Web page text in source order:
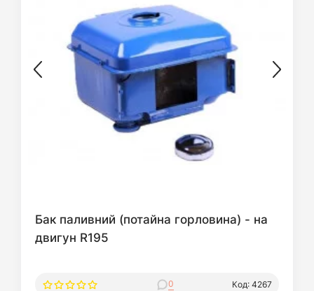
Бак паливний (потайна горловина) - на
двигун R195
0 Код: 4267